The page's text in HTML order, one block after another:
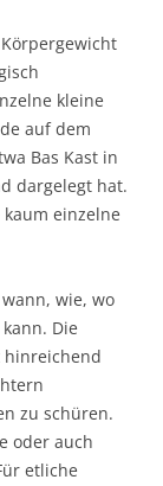
kleine
auf dem
Bas Kast in
dargelegt hat.
einzelne
wie, wo
Die
zu schüren.
oder auch
etliche